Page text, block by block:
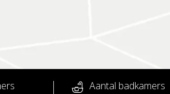
Aantal badkamers